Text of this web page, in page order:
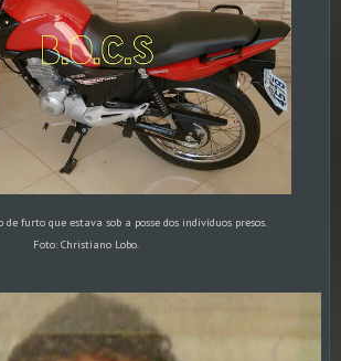
furto que estava sob a posse dos indivíduos presos.
Foto: Christiano Lobo.